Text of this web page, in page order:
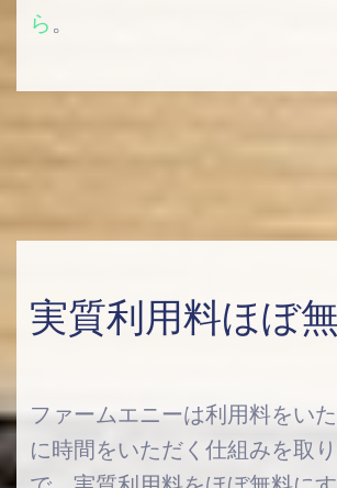
ら 。
実質利用料ほぼ
ファームエニーは利用料をい
に時間をいただく仕組みを取